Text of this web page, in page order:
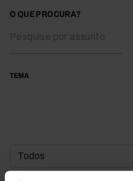
O QUE PROCURA?
TEMA